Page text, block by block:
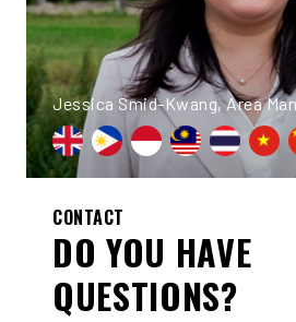
Jessica Smid-Kwang, Area
CONTACT
DO YOU HAVE
QUESTIONS?